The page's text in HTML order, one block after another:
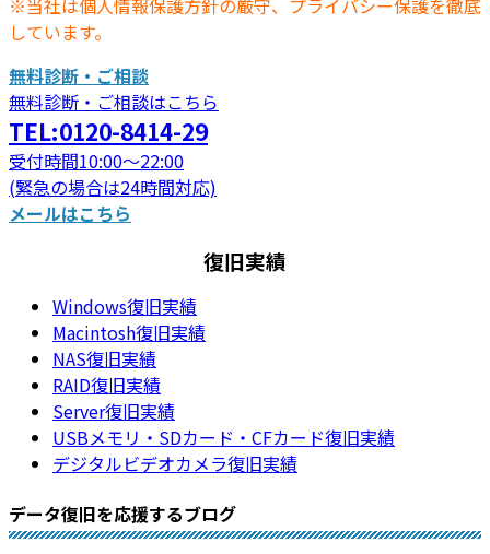
しています。
無料診断・ご相談
無料診断・ご相談はこちら
TEL:0120-8414-29
受付時間10:00～22:00
(緊急の場合は24時間対応)
メールはこちら
復旧実績
Windows復旧実績
Macintosh復旧実績
NAS復旧実績
RAID復旧実績
Server復旧実績
USBメモリ・SDカード・CFカード復旧実績
デジタルビデオカメラ復旧実績
データ復旧を応援するブログ